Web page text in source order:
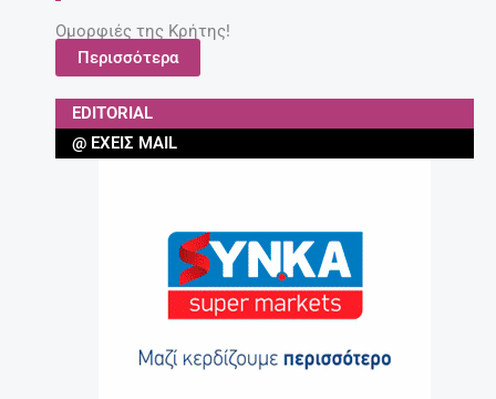
Ομορφιές της Κρήτης!
Περισσότερα
EDITORIAL
@ ΈΧΕΙΣ MAIL